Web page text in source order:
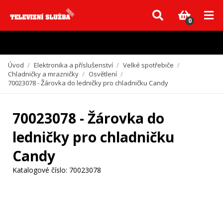
Vzhledem k aktuální situaci se může dodání dílů, které nejsou skladem,
zpozdit. Děkujeme za pochopení.
0
Úvod / Elektronika a příslušenství / Velké spotřebiče /
Chladničky a mrazničky / Osvětlení /
70023078 - Žárovka do ledničky pro chladničku Candy
70023078 - Žárovka do
ledničky pro chladničku
Candy
Katalogové číslo: 70023078